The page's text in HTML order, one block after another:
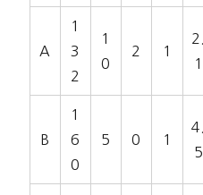
A
1
3
2
1
0
2 1
2.
1
B
1
6
0
5 0 1
4.
5